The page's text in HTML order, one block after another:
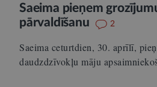
Saeima pieņem
pārvaldīšanu
2
Saeima ceturtdien, 30. aprīlī,
daudzdzīvokļu māju